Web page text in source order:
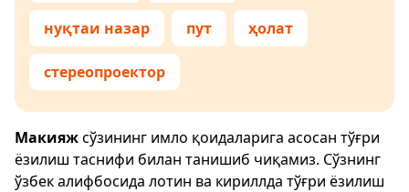
нуқтаи назар пут ҳолат
стереопроектор
Макияжсўзининг имло қоидаларига асосан тўғри
ёзилиш таснифи билан танишиб чиқамиз. Сўзнинг
ўзбек алифбосида лотин ва кириллда тўғри ёзилиш